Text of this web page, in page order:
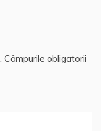
Câmpurile obligatorii